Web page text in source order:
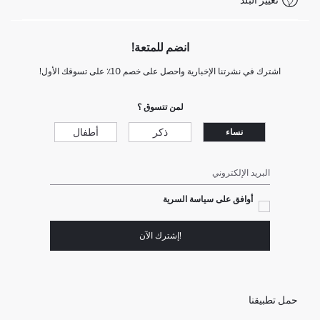
انضم للمتعة!
اشترك في نشرتنا الإخبارية واحصل على خصم 10٪ على تسوقك الأول!
لمن تتسوق ؟
نساء ذكر أطفال
البريد الإلكتروني
أوافق على سياسة السرية
!إشترك الآن
حمل تطبيقنا